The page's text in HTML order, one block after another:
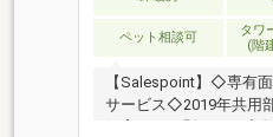
ゼントキャンペーン
ペット相談可
タワ
(階
【Salespoint】◇専有
サービス◇2019年共用
飼育可（細則あり）◇